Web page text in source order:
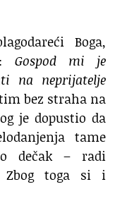
Boga,
Gospod mi je
na neprijatelje
bez straha na
je dopustio da
tame
dečak – radi
Zbog toga si i